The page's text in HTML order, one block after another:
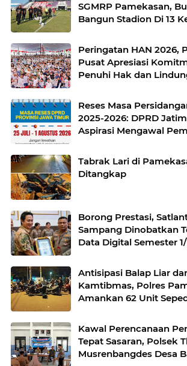
SGMRP Pamekasan,
Bangun Stadion Di 13
Peringatan HAN 2026,
Pusat Apresiasi
Penuhi Hak dan
Reses Masa
2025-2026: DPRD
Aspirasi Mengawal
Tabrak Lari di
Ditangkap
Borong Prestasi,
Sampang Dinobatkan
Data Digital Semester
Antisipasi Balap Liar
Kamtibmas, Polres
Amankan 62 Unit
Kawal Perencanaan
Tepat Sasaran, Polsek
Musrenbangdes Desa